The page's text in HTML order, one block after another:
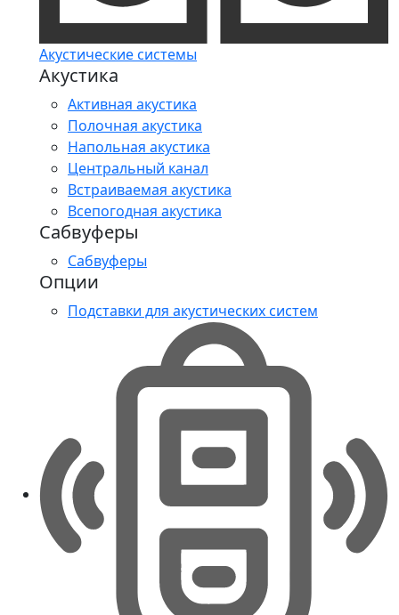
Акустические системы
Акустика
Активная акустика
Полочная акустика
Напольная акустика
Центральный канал
Встраиваемая акустика
Всепогодная акустика
Сабвуферы
Сабвуферы
Опции
Подставки для акустических систем